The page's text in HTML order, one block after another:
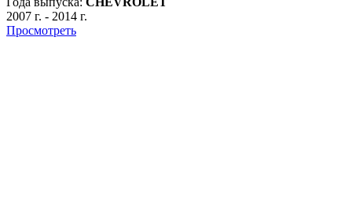
2007 г. - 2014 г.
Просмотреть